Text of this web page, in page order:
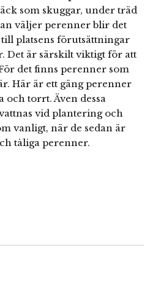
som skuggar, under träd
väljer perenner blir det
platsens förutsättningar
Det är särskilt viktigt för att
det finns perenner som
Här är ett gäng perenner
och torrt. Även dessa
vid plantering och
vanligt, när de sedan är
tåliga perenner.